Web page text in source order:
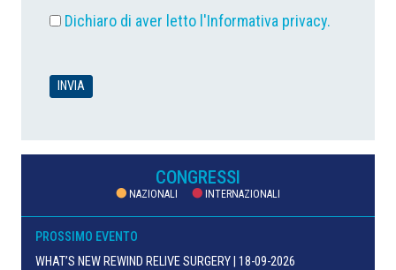
Dichiaro di aver letto l'Informativa privacy.
CONGRESSI
NAZIONALI INTERNAZIONALI
PROSSIMO EVENTO
WHAT’S NEW REWIND RELIVE SURGERY | 18-09-2026